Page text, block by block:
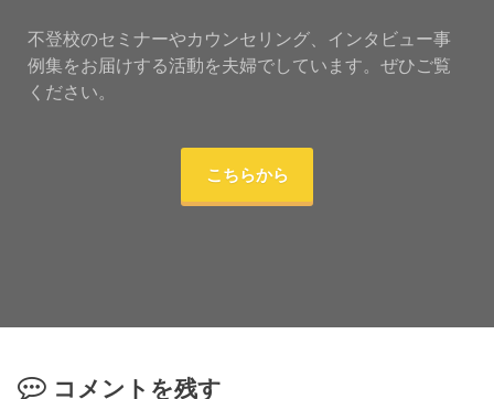
不登校のセミナーやカウンセリング、インタビュー事
例集をお届けする活動を夫婦でしています。ぜひご覧
ください。
こちらから
コメントを残す